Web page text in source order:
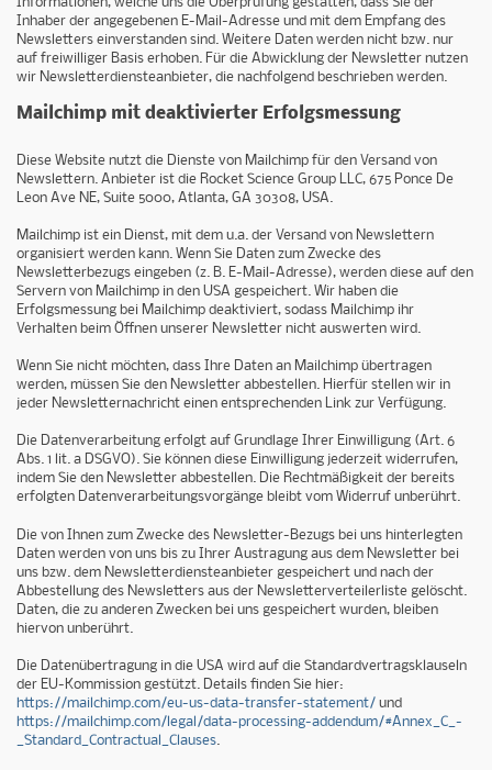
Inhaber der angegebenen E-Mail-Adresse und mit dem Empfang des
Newsletters einverstanden sind. Weitere Daten werden nicht bzw. nur
auf freiwilliger Basis erhoben. Für die Abwicklung der Newsletter nutzen
wir Newsletterdiensteanbieter, die nachfolgend beschrieben werden.
Mailchimp mit deaktivierter Erfolgsmessung
Diese Website nutzt die Dienste von Mailchimp für den Versand von
Newslettern. Anbieter ist die Rocket Science Group LLC, 675 Ponce De
Leon Ave NE, Suite 5000, Atlanta, GA 30308, USA.
Mailchimp ist ein Dienst, mit dem u.a. der Versand von Newslettern
organisiert werden kann. Wenn Sie Daten zum Zwecke des
Newsletterbezugs eingeben (z. B. E-Mail-Adresse), werden diese auf den
Servern von Mailchimp in den USA gespeichert. Wir haben die
Erfolgsmessung bei Mailchimp deaktiviert, sodass Mailchimp ihr
Verhalten beim Öffnen unserer Newsletter nicht auswerten wird.
Wenn Sie nicht möchten, dass Ihre Daten an Mailchimp übertragen
werden, müssen Sie den Newsletter abbestellen. Hierfür stellen wir in
jeder Newsletternachricht einen entsprechenden Link zur Verfügung.
Die Datenverarbeitung erfolgt auf Grundlage Ihrer Einwilligung (Art. 6
Abs. 1 lit. a DSGVO). Sie können diese Einwilligung jederzeit widerrufen,
indem Sie den Newsletter abbestellen. Die Rechtmäßigkeit der bereits
erfolgten Datenverarbeitungsvorgänge bleibt vom Widerruf unberührt.
Die von Ihnen zum Zwecke des Newsletter-Bezugs bei uns hinterlegten
Daten werden von uns bis zu Ihrer Austragung aus dem Newsletter bei
uns bzw. dem Newsletterdiensteanbieter gespeichert und nach der
Abbestellung des Newsletters aus der Newsletterverteilerliste gelöscht.
Daten, die zu anderen Zwecken bei uns gespeichert wurden, bleiben
hiervon unberührt.
Die Datenübertragung in die USA wird auf die Standardvertragsklauseln
der EU-Kommission gestützt. Details finden Sie hier:
https://mailchimp.com/eu-us-data-transfer-statement/ und
https://mailchimp.com/legal/data-processing-addendum/#Annex_C_-
_Standard_Contractual_Clauses.